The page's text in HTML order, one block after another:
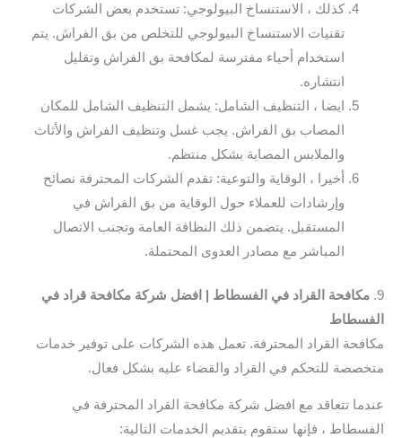
كذلك ، الاستنساخ البيولوجي: تستخدم بعض الشركات
تقنيات الاستنساخ البيولوجي للتخلص من بق الفراش. يتم
استخدام أحياء مفترسة لمكافحة بق الفراش وتقليل
انتشاره.
ايضا ، التنظيف الشامل: يشمل التنظيف الشامل للمكان
المصاب بق الفراش. يجب غسل وتنظيف الفراش والأثاث
والملابس المصابة بشكل منتظم.
أخيرا ، الوقاية والتوعية: تقدم الشركات المحترفة نصائح
وإرشادات للعملاء حول الوقاية من بق الفراش في
المستقبل. يتضمن ذلك النظافة العامة وتجنب الاتصال
المباشر مع مصادر العدوى المحتملة.
9. مكافحة القراد في الفسطاط | افضل شركة مكافحة قراد في
الفسطاط
مكافحة القراد المحترفة. تعمل هذه الشركات على توفير خدمات
متخصصة للتحكم في القراد والقضاء عليه بشكل فعال.
عندما تتعاقد مع افضل شركة مكافحة القراد المحترفة في
الفسطاط ، فإنها ستقوم بتقديم الخدمات التالية: